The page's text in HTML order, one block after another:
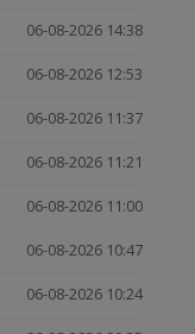
06-08-2026 14:38
06-08-2026 12:53
06-08-2026 11:37
06-08-2026 11:21
06-08-2026 11:00
06-08-2026 10:47
06-08-2026 10:24